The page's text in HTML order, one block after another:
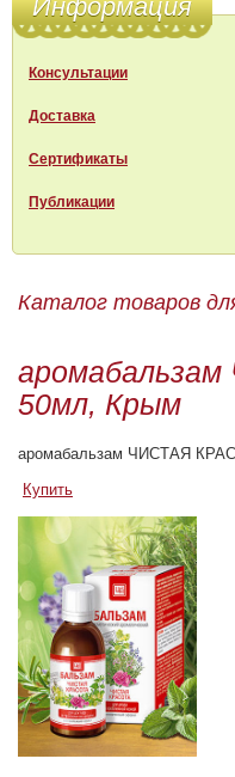
Информация
Консультации
Доставка
Сертификаты
Публикации
Каталог товаров
50мл, Крым
аромабальзам ЧИСТАЯ
Купить